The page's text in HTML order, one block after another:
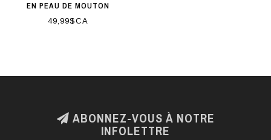
EN PEAU DE MOUTON
49,99$CA
ABONNEZ-VOUS À NOTRE
INFOLETTRE